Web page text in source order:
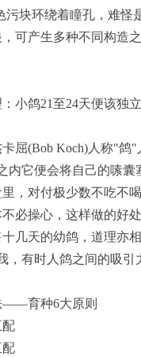
污块环绕着瞳孔，难
可产生多种不同构造
鸽21至24天便该独立
(Bob Koch)人称"鸽"
内它便会将自己的嗉
，对付极少数不吃不
必操心，这样做的好
几天的幼鸽，道理亦
，有时人鸽之间的吸
育种6大原则